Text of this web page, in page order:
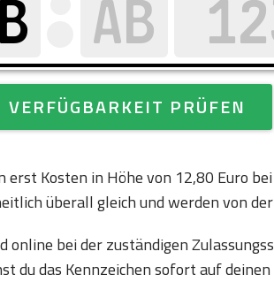
VERFÜGBARKEIT PRÜFEN
erst Kosten in Höhe von 12,80 Euro bei
überall gleich und werden von
online bei der zuständigen
du das Kennzeichen sofort auf